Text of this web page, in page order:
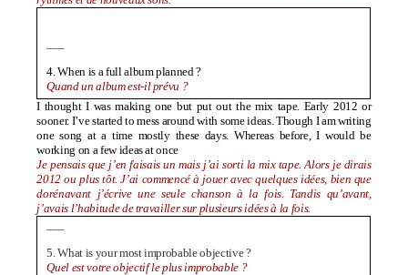
—–
4. When is a full album planned ?
Quand un album est-il prévu ?
I thought I was making one but put out the mix tape. Early 2012 or
sooner. I’ve started to mess around with some ideas. Though I am writing
one song at a time mostly these days. Whereas before, I would be
working on a few ideas at once
Je pensais que j’en faisais un mais j’ai sorti la mix tape. Alors je dirais
2012 ou plus tôt. J’ai commencé à jouer avec quelques idées, bien que
dorénavant j’écrive une seule chanson à la fois. Tandis qu’avant,
j’avais l’habitude de travailler sur plusieurs idées à la fois.
—–
5. What is your most improbable objective ?
Quel est votre objectif le plus improbable ?